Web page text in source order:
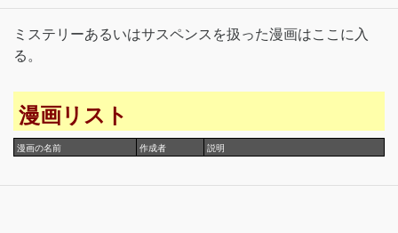
ミステリーあるいはサスペンスを扱った漫画はここに入
る。
漫画リスト
漫画の名前 作成者 説明